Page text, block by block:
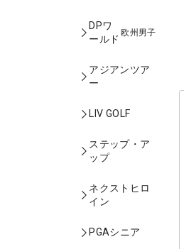
DPワ
ールド
欧州男子
アジアンツア
ー
LIV GOLF
ステップ・ア
ップ
ネクストヒロ
イン
PGAシニア